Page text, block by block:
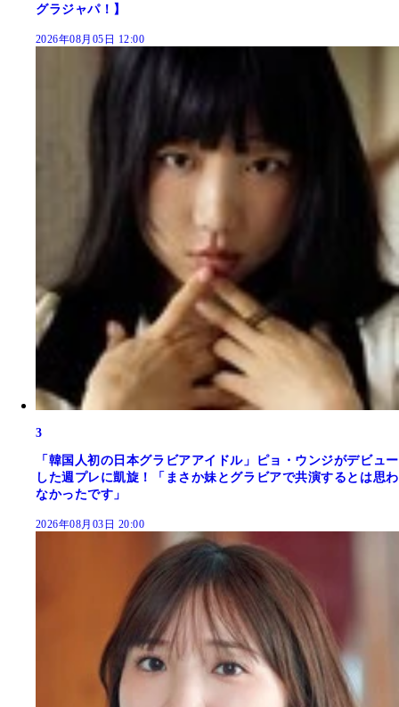
グラジャパ！】
2026年08月05日 12:00
3
「韓国人初の日本グラビアアイドル」ピョ・ウンジがデビュー
した週プレに凱旋！「まさか妹とグラビアで共演するとは思わ
なかったです」
2026年08月03日 20:00